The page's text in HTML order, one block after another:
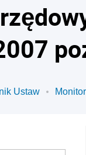
Ustaw